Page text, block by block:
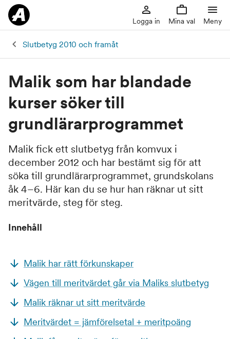
Logga in Mina val Meny
Slutbetyg 2010 och framåt
Malik som har blandade
kurser söker till
grundlärarprogrammet
Malik fick ett slutbetyg från komvux i
december 2012 och har bestämt sig för att
söka till grundlärarprogrammet, grundskolans
åk 4–6. Här kan du se hur han räknar ut sitt
meritvärde, steg för steg.
Innehåll
Malik har rätt förkunskaper
Vägen till meritvärdet går via Maliks slutbetyg
Malik räknar ut sitt meritvärde
Meritvärdet = jämförelsetal + meritpoäng